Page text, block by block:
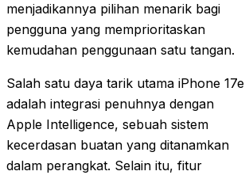
menjadikannya pilihan menarik bagi
pengguna yang memprioritaskan
kemudahan penggunaan satu tangan.
Salah satu daya tarik utama iPhone 17e
adalah integrasi penuhnya dengan
Apple Intelligence, sebuah sistem
kecerdasan buatan yang ditanamkan
dalam perangkat. Selain itu, fitur